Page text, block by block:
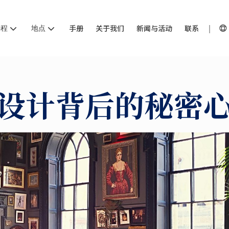
地点 手册 关于我们 新闻与活动 联系
计背后的秘密